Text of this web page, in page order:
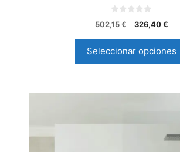
0
d
5
502,15€ 326,40 €
Seleccionar opciones